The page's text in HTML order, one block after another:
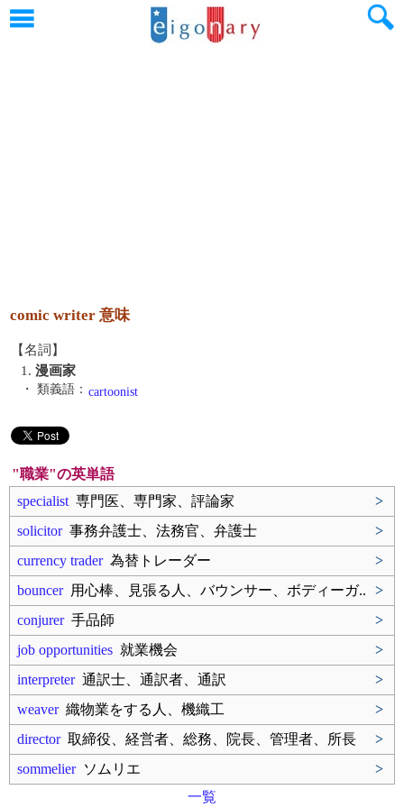
comic writer 意味
【名詞】
1. 漫画家
・ 類義語： cartoonist
"職業"の英単語
specialist 専門医、専門家、評論家
>
solicitor事務弁護士、法務官、弁護士
>
currency trader為替トレーダー
>
bouncer用心棒、見張る人、バウンサー、ボディーガ..
>
conjurer手品師
>
job opportunities 就業機会
>
interpreter通訳士、通訳者、通訳
>
weaver織物業をする人、機織工
>
director取締役、経営者、総務、院長、管理者、所長
>
sommelierソムリエ
>
一覧